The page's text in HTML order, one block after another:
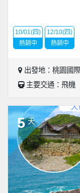
10/01(四)
熱銷中
12/10(四)
熱銷中
出發地：桃園國
主要交通：飛機
5 天